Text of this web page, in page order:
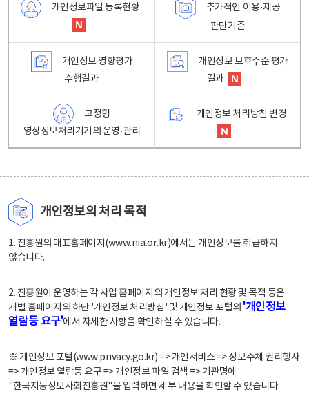
개인정보파일 등록현황
추가적인 이용·제공
판단기준
개인정보 영향평가
수행결과
개인정보 보호수준 평가
결과
고정형
영상정보처리기기의 운영·관리
개인정보 처리방침 변경
개인정보의 처리 목적
1. 진흥원의 대표홈페이지(www.nia.or.kr)에서는 개인정보를 취급하지
않습니다.
2. 진흥원이 운영하는 각 사업 홈페이지의 개인정보 처리 현황 및 목적 등은
개별 홈페이지의 하단 '개인정보 처리방침' 및 개인정보 포털의 '개인정보
열람등 요구'에서 자세한 사항을 확인하실 수 있습니다.
※ 개인정보 포털(www.privacy.go.kr) => 개인서비스 => 정보주체 권리행사
=> 개인정보 열람등 요구 => 개인정보 파일 검색 => 기관명에
"한국지능정보사회진흥원"을 입력하면 세부 내용을 확인할 수 있습니다.